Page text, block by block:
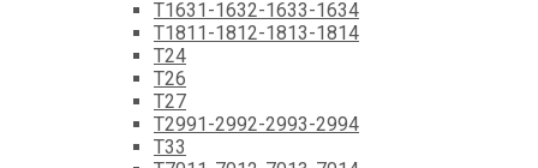
T1631-1632-1633-1634
T1811-1812-1813-1814
T24
T26
T27
T2991-2992-2993-2994
T33